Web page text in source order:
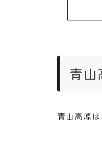
青山
青山高原